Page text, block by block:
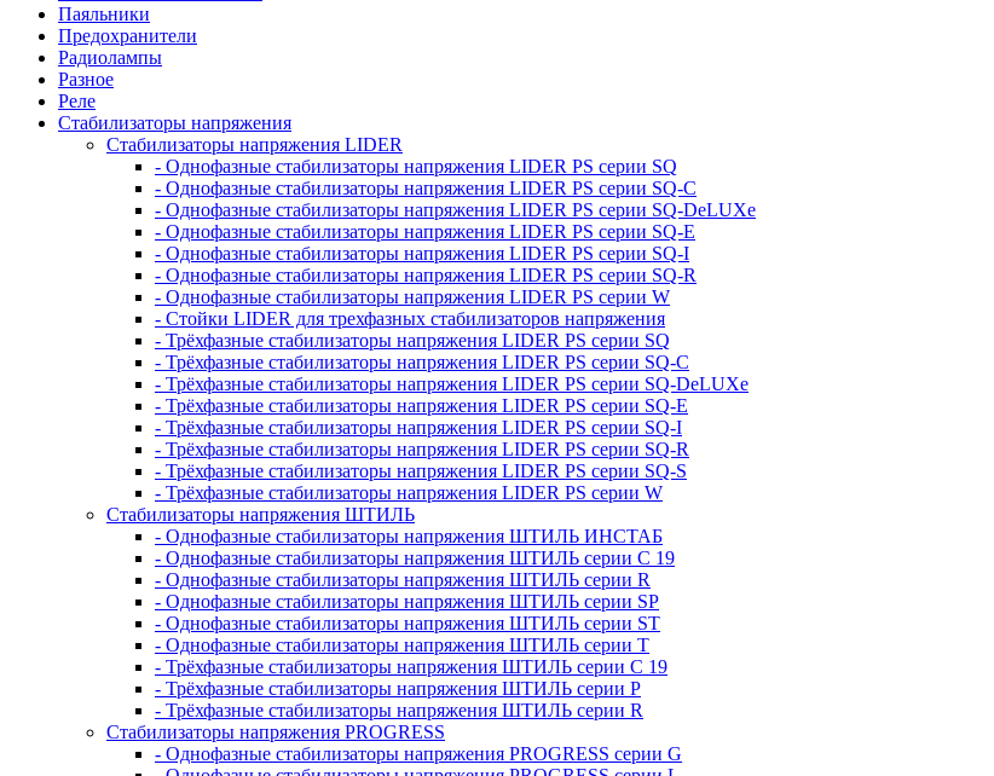
Паяльники
Предохранители
Радиолампы
Разное
Реле
Стабилизаторы напряжения
Стабилизаторы напряжения LIDER
- Однофазные стабилизаторы напряжения LIDER PS серии SQ
- Однофазные стабилизаторы напряжения LIDER PS серии SQ-C
- Однофазные стабилизаторы напряжения LIDER PS серии SQ-DeLUXe
- Однофазные стабилизаторы напряжения LIDER PS серии SQ-E
- Однофазные стабилизаторы напряжения LIDER PS серии SQ-I
- Однофазные стабилизаторы напряжения LIDER PS серии SQ-R
- Однофазные стабилизаторы напряжения LIDER PS серии W
- Стойки LIDER для трехфазных стабилизаторов напряжения
- Трёхфазные стабилизаторы напряжения LIDER PS серии SQ
- Трёхфазные стабилизаторы напряжения LIDER PS серии SQ-C
- Трёхфазные стабилизаторы напряжения LIDER PS серии SQ-DeLUXe
- Трёхфазные стабилизаторы напряжения LIDER PS серии SQ-E
- Трёхфазные стабилизаторы напряжения LIDER PS серии SQ-I
- Трёхфазные стабилизаторы напряжения LIDER PS серии SQ-R
- Трёхфазные стабилизаторы напряжения LIDER PS серии SQ-S
- Трёхфазные стабилизаторы напряжения LIDER PS серии W
Стабилизаторы напряжения ШТИЛЬ
- Однофазные стабилизаторы напряжения ШТИЛЬ ИНСТАБ
- Однофазные стабилизаторы напряжения ШТИЛЬ серии C 19
- Однофазные стабилизаторы напряжения ШТИЛЬ серии R
- Однофазные стабилизаторы напряжения ШТИЛЬ серии SP
- Однофазные стабилизаторы напряжения ШТИЛЬ серии ST
- Однофазные стабилизаторы напряжения ШТИЛЬ серии T
- Трёхфазные стабилизаторы напряжения ШТИЛЬ серии C 19
- Трёхфазные стабилизаторы напряжения ШТИЛЬ серии P
- Трёхфазные стабилизаторы напряжения ШТИЛЬ серии R
Стабилизаторы напряжения PROGRESS
- Однофазные стабилизаторы напряжения PROGRESS серии G